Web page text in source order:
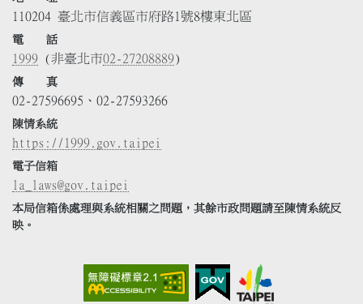
110204 臺北市信義區市府路1號8樓東北區
電 話
1999 (非臺北市02-27208889)
傳 真
02-27596695、02-27593266
陳情系統
https://1999.gov.taipei
電子信箱
la_laws@gov.taipei
本局信箱係處理與系統相關之問題，其餘市政問題請至陳情系統反
映。